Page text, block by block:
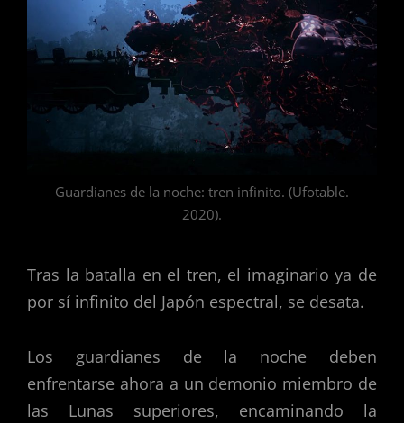
Guardianes de la noche: tren infinito. (Ufotable.
2020).
Tras la batalla en el tren, el imaginario ya de
por sí infinito del Japón espectral, se desata.
Los guardianes de la noche deben
enfrentarse ahora a un demonio miembro de
las Lunas superiores, encaminando la